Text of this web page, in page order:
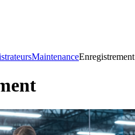
MaintenanceEnregistrement